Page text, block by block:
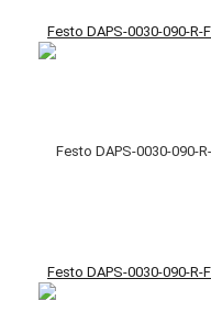
Festo DAPS-0030-090-
Festo DAPS-0030-090-